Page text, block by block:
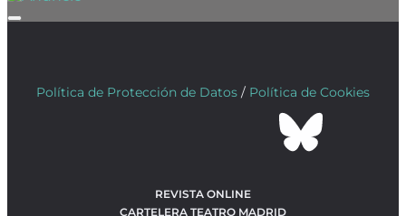
Política de Protección de Datos / Política de Cookies
REVISTA ONLINE
CARTELERA TEATRO MADRID